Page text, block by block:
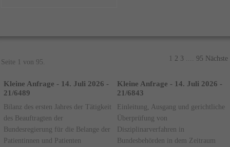
Seite 1 von 95. 1 2 3 95 Nächste
Kleine Anfrage - 14. Juli 2026 -
21/6489
Bilanz des ersten Jahres der Tätigkeit
des Beauftragten der
Bundesregierung für die Belange der
Patientinnen und Patienten
Kleine Anfrage - 14. Juli 2026 -
21/6843
Einleitung, Ausgang und gerichtliche
Überprüfung von
Disziplinarverfahren in
Bundesbehörden in dem Zeitraum